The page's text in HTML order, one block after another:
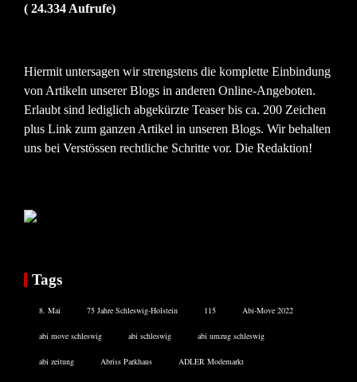
( 24.334 Aufrufe)
Hiermit untersagen wir strengstens die komplette Einbindung
von Artikeln unserer Blogs in anderen Online-Angeboten.
Erlaubt sind lediglich abgekürzte Teaser bis ca. 200 Zeichen
plus Link zum ganzen Artikel in unseren Blogs. Wir behalten
uns bei Verstössen rechtliche Schritte vor. Die Redaktion!
Tags
8. Mai 75 Jahre Schleswig-Holstein 115 Abi-Move 2022
abi move schleswig abi schleswig abi umzug schleswig
abi zeitung Abriss Parkhaus ADLER Modemarkt